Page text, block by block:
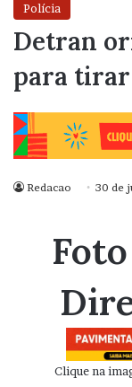
Polícia
Detran
para
Redacao 30 de
Clique na